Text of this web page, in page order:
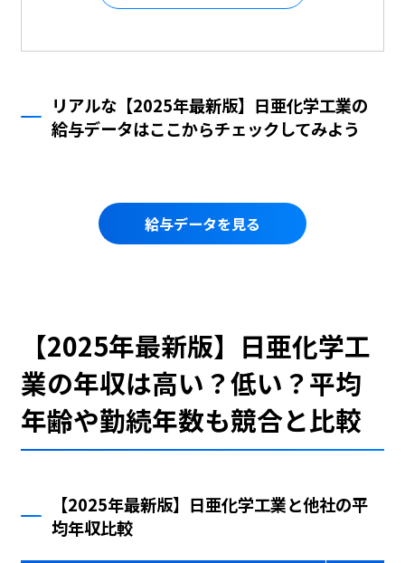
リアルな【2025年最新版】日亜化学工業の
給与データはここからチェックしてみよう
給与データを見る
【2025年最新版】日亜化学工
業の年収は高い？低い？平均
年齢や勤続年数も競合と比較
【2025年最新版】日亜化学工業と他社の平
均年収比較